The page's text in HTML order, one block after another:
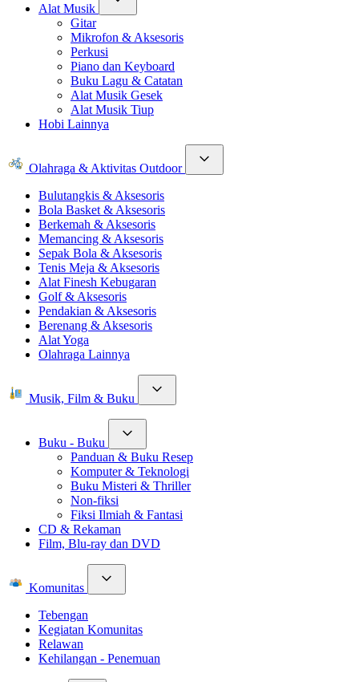
Alat Musik
Gitar
Mikrofon & Aksesoris
Perkusi
Piano dan Keyboard
Buku Lagu & Catatan
Alat Musik Gesek
Alat Musik Tiup
Hobi Lainnya
Olahraga & Aktivitas Outdoor
Bulutangkis & Aksesoris
Bola Basket & Aksesoris
Berkemah & Aksesoris
Memancing & Aksesoris
Sepak Bola & Aksesoris
Tenis Meja & Aksesoris
Alat Finesh Kebugaran
Golf & Aksesoris
Pendakian & Aksesoris
Berenang & Aksesoris
Alat Yoga
Olahraga Lainnya
Musik, Film & Buku
Buku - Buku
Panduan & Buku Resep
Komputer & Teknologi
Buku Misteri & Thriller
Non-fiksi
Fiksi Ilmiah & Fantasi
CD & Rekaman
Film, Blu-ray dan DVD
Komunitas
Tebengan
Kegiatan Komunitas
Relawan
Kehilangan - Penemuan